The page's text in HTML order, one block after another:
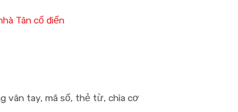
Tân cổ điển
vân tay, mã số, thẻ từ, chìa cơ